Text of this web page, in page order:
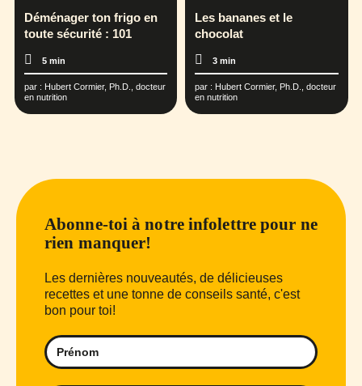
Déménager ton frigo en
toute sécurité : 101
5 min
par : Hubert Cormier, Ph.D., docteur
en nutrition
Les bananes et le
chocolat
3 min
par : Hubert Cormier, Ph.D., docteur
en nutrition
Abonne-toi à notre infolettre pour ne
rien manquer!
Les dernières nouveautés, de délicieuses
recettes et une tonne de conseils santé, c'est
bon pour toi!